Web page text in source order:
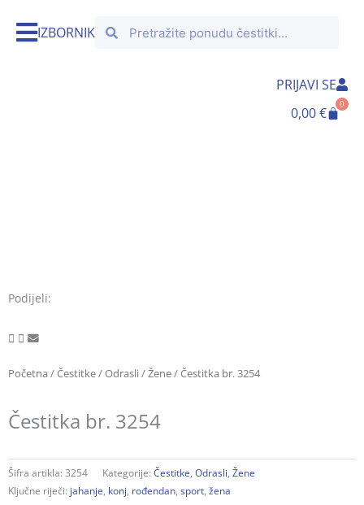
IZBORNIKSearchSearch
PRIJAVI SE
0,00€
0
Cart
Podijeli:
Početna /Čestitke/Odrasli/Žene/ Čestitka br. 3254
Čestitka br. 3254
Šifra artikla: 3254 Kategorije: Čestitke, Odrasli, Žene
Ključne riječi: jahanje, konj, rođendan, sport, žena